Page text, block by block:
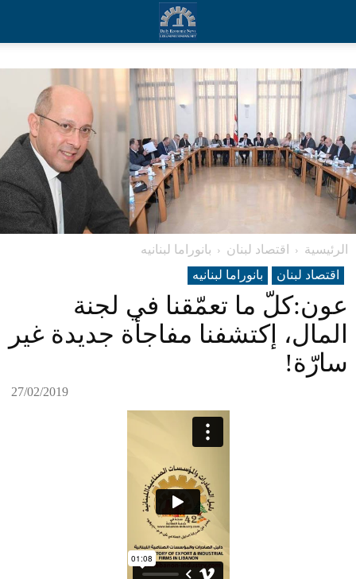
الرئيسية اقتصاد لبنان
بانوراما لبنانیه
اقتصاد لبنان
بانوراما لبنانیه
عون:كلّ ما تعمّقنا في لجنة
المال، إكتشفنا مفاجأة جديدة غير
سارّة!
27/02/2019